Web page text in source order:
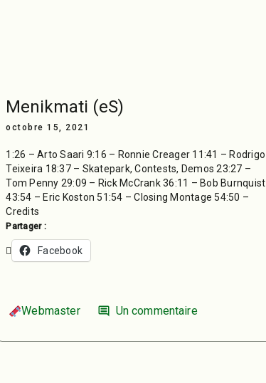
Menikmati (eS)
octobre 15, 2021
1:26 – Arto Saari 9:16 – Ronnie Creager 11:41 – Rodrigo
Teixeira 18:37 – Skatepark, Contests, Demos 23:27 –
Tom Penny 29:09 – Rick McCrank 36:11 – Bob Burnquist
43:54 – Eric Koston 51:54 – Closing Montage 54:50 –
Credits
Partager :
Facebook
Webmaster comment Un commentaire